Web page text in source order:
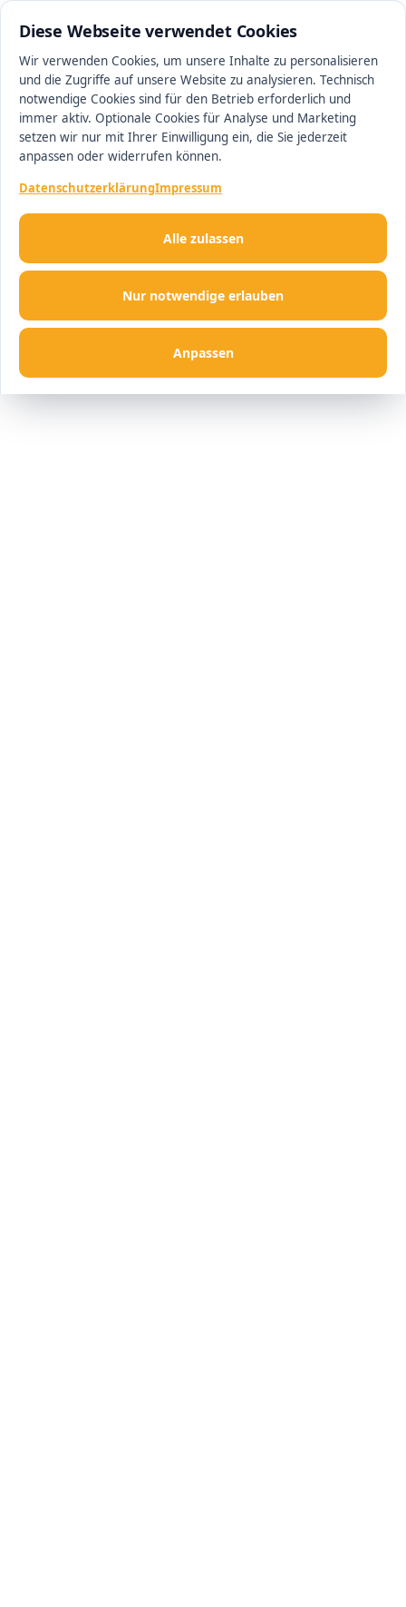
Diese Webseite verwendet Cookies
Wir verwenden Cookies, um unsere Inhalte zu personalisieren
und die Zugriffe auf unsere Website zu analysieren. Technisch
notwendige Cookies sind für den Betrieb erforderlich und
immer aktiv. Optionale Cookies für Analyse und Marketing
setzen wir nur mit Ihrer Einwilligung ein, die Sie jederzeit
anpassen oder widerrufen können.
DatenschutzerklärungImpressum
Nur notwendige erlauben
Anpassen
Alle zulassen